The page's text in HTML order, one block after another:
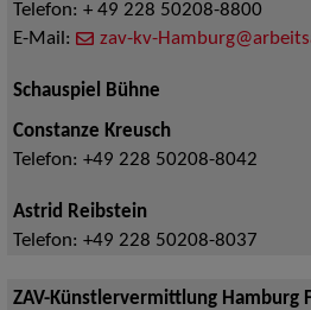
Telefon: + 49 228 50208-8800
E-Mail:
zav-kv-
Schauspiel Bühne
Constanze Kreusch
Telefon: +49 228 50208-8042
Astrid Reibstein
Telefon: +49 228 50208-8037
ZAV-Künstlervermittlung Hamburg